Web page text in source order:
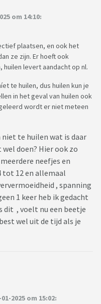
om 14:10:
plaatsen, en ook het
ze zijn. Er hoeft ook
levert aandacht op nl.
te huilen, dus huilen kun je
in het geval van huilen ook
wordt er niet meteen
niet te huilen wat is daar
doen? Hier ook zo
neefjes en
tot 12 en allemaal
, spanning
1 keer heb ik gedacht
dit , voelt nu een beetje
wel uit de tijd als je
2025 om 15:02: